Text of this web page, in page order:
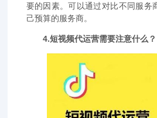
要的因素。可以通过对比不同服务
己预算的服务商。
4.短视频代运营需要注意什么？